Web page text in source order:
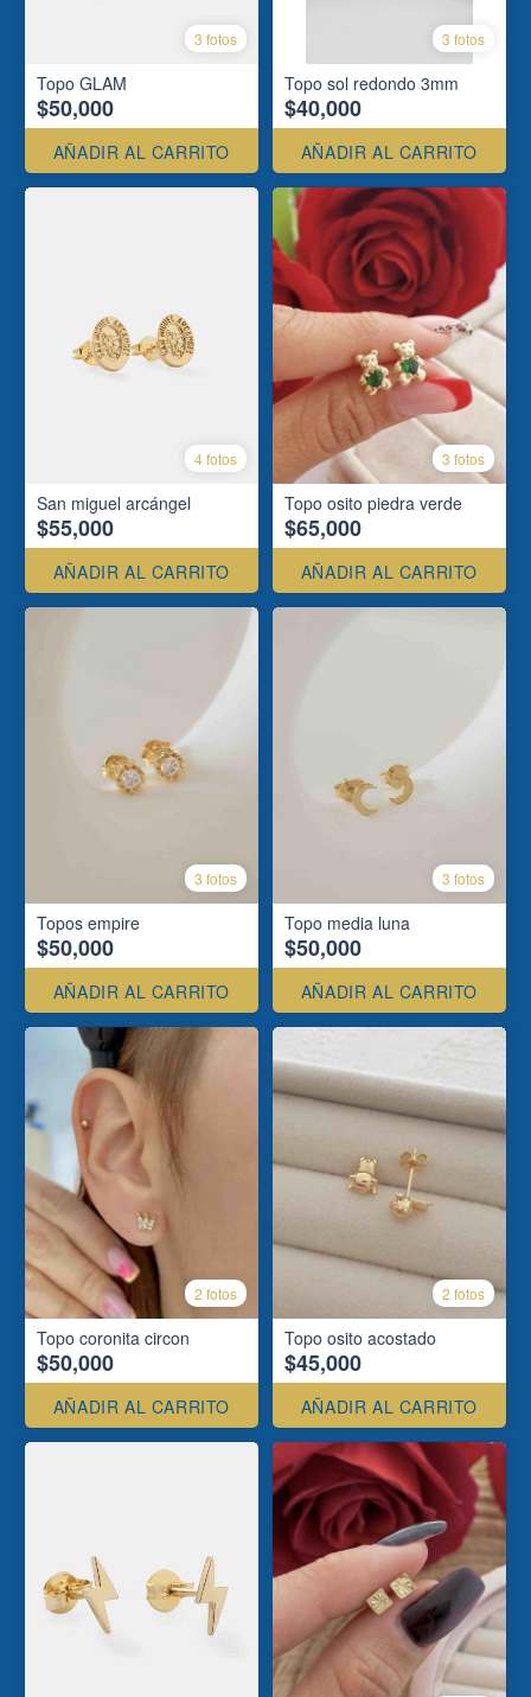
3 fotos
Topo GLAM
$50,000
AÑADIR AL CARRITO
3 fotos
Topo sol redondo 3mm
$40,000
AÑADIR AL CARRITO
4 fotos
San miguel arcángel
$55,000
AÑADIR AL CARRITO
3 fotos
Topo osito piedra verde
$65,000
AÑADIR AL CARRITO
3 fotos
Topos empire
$50,000
AÑADIR AL CARRITO
3 fotos
Topo media luna
$50,000
AÑADIR AL CARRITO
2 fotos
Topo coronita circon
$50,000
AÑADIR AL CARRITO
2 fotos
Topo osito acostado
$45,000
AÑADIR AL CARRITO